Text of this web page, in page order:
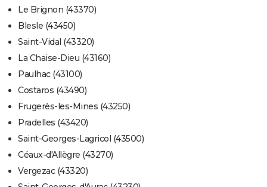
Le Brignon (43370)
Blesle (43450)
Saint-Vidal (43320)
La Chaise-Dieu (43160)
Paulhac (43100)
Costaros (43490)
Frugerès-les-Mines (43250)
Pradelles (43420)
Saint-Georges-Lagricol (43500)
Céaux-d'Allègre (43270)
Vergezac (43320)